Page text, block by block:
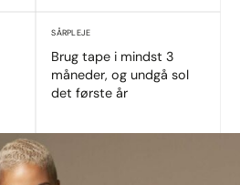
SÅRPLEJE
Brug tape i mindst 3
måneder, og undgå sol
det første år